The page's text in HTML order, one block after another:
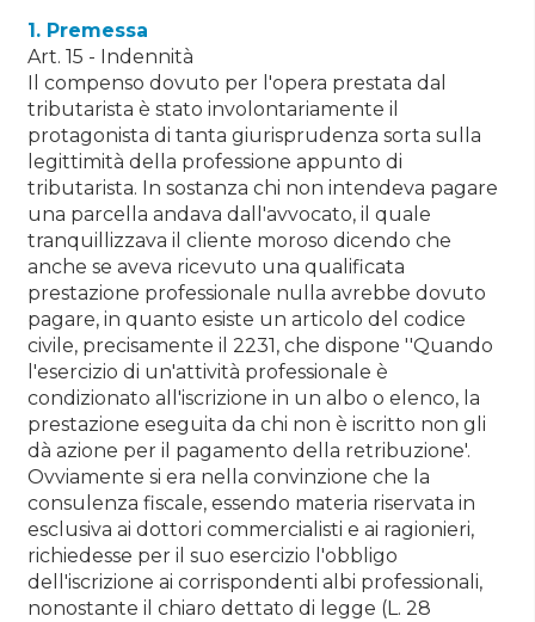
1. Premessa
Art. 15 - Indennità
Il compenso dovuto per l'opera prestata dal
tributarista è stato involontariamente il
protagonista di tanta giurisprudenza sorta sulla
legittimità della professione appunto di
tributarista. In sostanza chi non intendeva pagare
una parcella andava dall'avvocato, il quale
tranquillizzava il cliente moroso dicendo che
anche se aveva ricevuto una qualificata
prestazione professionale nulla avrebbe dovuto
pagare, in quanto esiste un articolo del codice
civile, precisamente il 2231, che dispone ''Quando
l'esercizio di un'attività professionale è
condizionato all'iscrizione in un albo o elenco, la
prestazione eseguita da chi non è iscritto non gli
dà azione per il pagamento della retribuzione'.
Ovviamente si era nella convinzione che la
consulenza fiscale, essendo materia riservata in
esclusiva ai dottori commercialisti e ai ragionieri,
richiedesse per il suo esercizio l'obbligo
dell'iscrizione ai corrispondenti albi professionali,
nonostante il chiaro dettato di legge (L. 28